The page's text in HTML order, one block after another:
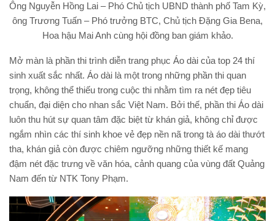
Ông Nguyễn Hồng Lai – Phó Chủ tịch UBND thành phố Tam Kỳ,
ông Trương Tuấn – Phó trưởng BTC, Chủ tịch Đặng Gia Bena,
Hoa hậu Mai Anh cùng hội đồng ban giám khảo.
Mở màn là phần thi trình diễn trang phục Áo dài của top 24 thí
sinh xuất sắc nhất. Áo dài là một trong những phần thi quan
trọng, không thể thiếu trong cuộc thi nhằm tìm ra nét đẹp tiêu
chuẩn, đại diện cho nhan sắc Việt Nam. Bởi thế, phần thi Áo dài
luôn thu hút sự quan tâm đặc biệt từ khán giả, không chỉ được
ngắm nhìn các thí sinh khoe vẻ đẹp nền nã trong tà áo dài thướt
tha, khán giả còn được chiêm ngưỡng những thiết kế mang
đậm nét đặc trưng về văn hóa, cảnh quang của vùng đất Quảng
Nam đến từ NTK Tony Phạm.